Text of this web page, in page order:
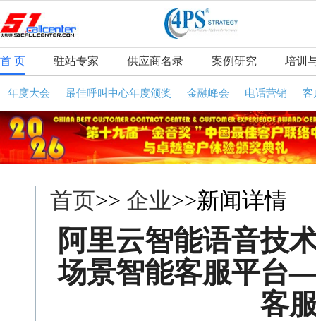
首 页 驻站专家 供应商名录 案例研究 培训
年度大会 最佳呼叫中心年度颁奖 金融峰会 电话营销 客
首页>> 企业>>新闻详情
阿里云智能语音技
场景智能客服平台
客